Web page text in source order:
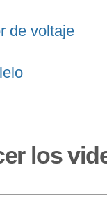
de voltaje
los